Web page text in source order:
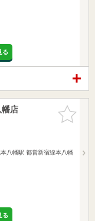
る
お気に入
りに追加
店
八幡駅 都営新宿線本八幡
る